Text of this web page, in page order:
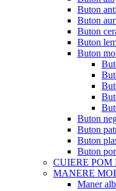
Buton
Buton
Buton
Buton
Buton
Buton
Buton
Buton
Buton
CUIERE POM
MANERE
Maner alb